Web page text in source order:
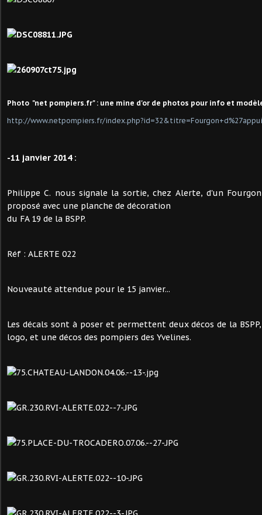
Photo "net pompiers.fr" : une mine d'or de photos pour info et
http://www.netpompiers.fr/
-11 janvier 2014 :
Philippe C. nous signale la sortie, chez Alerte, d'un
proposé avec une planche de décoration
du FA 19 de la BSPP.
Réf : ALERTE 022
Nouveauté attendue pour le 15 janvier...
Les décals sont à poser et permettent deux décos de la
logo, et une décos des pompiers des Yvelines.